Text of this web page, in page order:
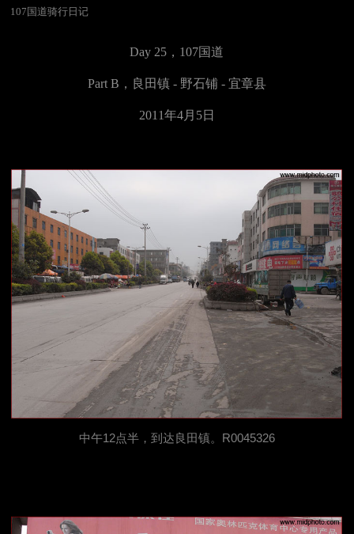
107国道骑行日记
Day 25， 107国道
Part B， 良田镇 - 野石铺 - 宜章县
2011年4月5日
中午12点半，到达良田镇。R0045326